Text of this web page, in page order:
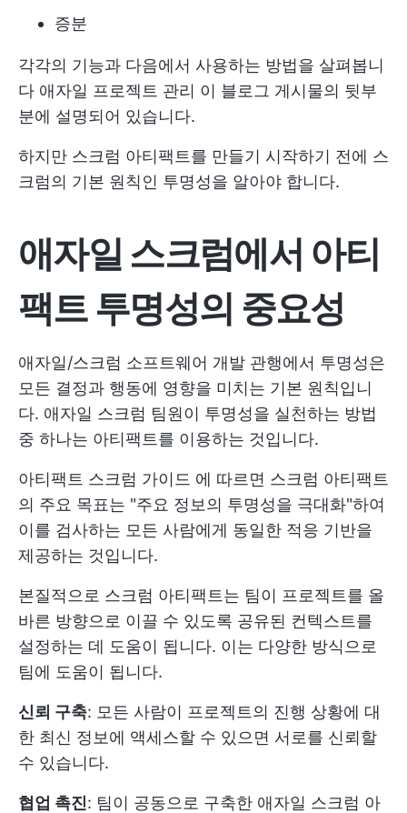
증분
각각의 기능과 다음에서 사용하는 방법을 살펴봅니
다 애자일 프로젝트 관리 이 블로그 게시물의 뒷부
분에 설명되어 있습니다.
하지만 스크럼 아티팩트를 만들기 시작하기 전에 스
크럼의 기본 원칙인 투명성을 알아야 합니다.
애자일 스크럼에서 아티
팩트 투명성의 중요성
애자일/스크럼 소프트웨어 개발 관행에서 투명성은
모든 결정과 행동에 영향을 미치는 기본 원칙입니
다. 애자일 스크럼 팀원이 투명성을 실천하는 방법
중 하나는 아티팩트를 이용하는 것입니다.
아티팩트 스크럼 가이드 에 따르면 스크럼 아티팩트
의 주요 목표는 "주요 정보의 투명성을 극대화"하여
이를 검사하는 모든 사람에게 동일한 적응 기반을
제공하는 것입니다.
본질적으로 스크럼 아티팩트는 팀이 프로젝트를 올
바른 방향으로 이끌 수 있도록 공유된 컨텍스트를
설정하는 데 도움이 됩니다. 이는 다양한 방식으로
팀에 도움이 됩니다.
신뢰 구축: 모든 사람이 프로젝트의 진행 상황에 대
한 최신 정보에 액세스할 수 있으면 서로를 신뢰할
수 있습니다.
협업 촉진: 팀이 공동으로 구축한 애자일 스크럼 아